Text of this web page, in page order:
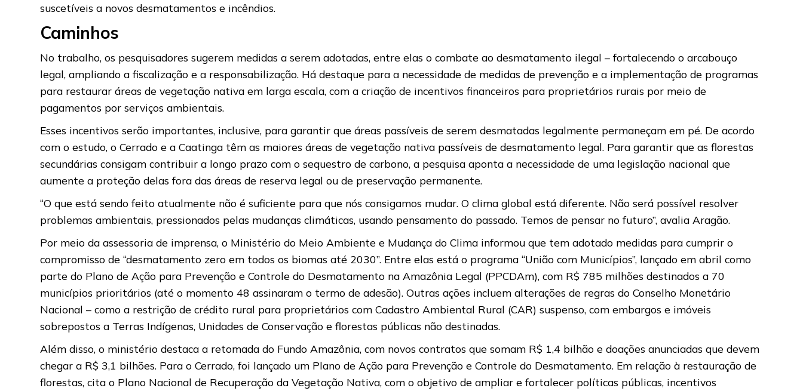
suscetíveis a novos desmatamentos e incêndios.
Caminhos
No trabalho, os pesquisadores sugerem medidas a serem adotadas, entre elas o combate ao desmatamento ilegal – fortalecendo o arcabouço
legal, ampliando a fiscalização e a responsabilização. Há destaque para a necessidade de medidas de prevenção e a implementação de programas
para restaurar áreas de vegetação nativa em larga escala, com a criação de incentivos financeiros para proprietários rurais por meio de
pagamentos por serviços ambientais.
Esses incentivos serão importantes, inclusive, para garantir que áreas passíveis de serem desmatadas legalmente permaneçam em pé. De acordo
com o estudo, o Cerrado e a Caatinga têm as maiores áreas de vegetação nativa passíveis de desmatamento legal. Para garantir que as florestas
secundárias consigam contribuir a longo prazo com o sequestro de carbono, a pesquisa aponta a necessidade de uma legislação nacional que
aumente a proteção delas fora das áreas de reserva legal ou de preservação permanente.
“O que está sendo feito atualmente não é suficiente para que nós consigamos mudar. O clima global está diferente. Não será possível resolver
problemas ambientais, pressionados pelas mudanças climáticas, usando pensamento do passado. Temos de pensar no futuro”, avalia Aragão.
Por meio da assessoria de imprensa, o Ministério do Meio Ambiente e Mudança do Clima informou que tem adotado medidas para cumprir o
compromisso de “desmatamento zero em todos os biomas até 2030”. Entre elas está o programa “União com Municípios”, lançado em abril como
parte do Plano de Ação para Prevenção e Controle do Desmatamento na Amazônia Legal (PPCDAm), com R$ 785 milhões destinados a 70
municípios prioritários (até o momento 48 assinaram o termo de adesão). Outras ações incluem alterações de regras do Conselho Monetário
Nacional – como a restrição de crédito rural para proprietários com Cadastro Ambiental Rural (CAR) suspenso, com embargos e imóveis
sobrepostos a Terras Indígenas, Unidades de Conservação e florestas públicas não destinadas.
Além disso, o ministério destaca a retomada do Fundo Amazônia, com novos contratos que somam R$ 1,4 bilhão e doações anunciadas que devem
chegar a R$ 3,1 bilhões. Para o Cerrado, foi lançado um Plano de Ação para Prevenção e Controle do Desmatamento. Em relação à restauração de
florestas, cita o Plano Nacional de Recuperação da Vegetação Nativa, com o objetivo de ampliar e fortalecer políticas públicas, incentivos